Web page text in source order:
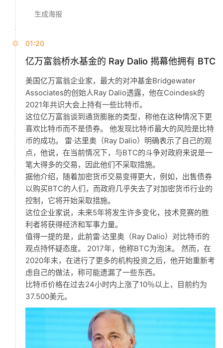
信
仰
指
数
常
用
工
具
推
荐
生成海报
01:20
亿万富翁桥水基金的 Ray Dalio 揭幕他拥有 BTC
美国亿万富翁企业家，最大的对冲基金Bridgewater
Associates的创始人Ray Dalio透露，他在Coindesk的
2021年共识大会上持有一些比特币。
这位亿万富翁谈到通货膨胀的类型，称他在这种情况下更
喜欢比特币而不是债券。 他发现比特币最大的风险是比特
币的成功。 雷·达里奥（Ray Dalio）明确表示了自己的观
点，他说，在当前情况下，与BTC的斗争对政府来说是一
笔大得多的交易，因此他们不采取措施。
据他介绍，随着加密货币交易变得更大，例如，出售债券
以购买BTC的人们，而政府几乎失去了对加密货币行业的
控制，它将开始采取措施。
这位企业家说，未来5年将发生许多变化，技术竞赛的胜
利者将获得经济和军事力量。
值得一提的是，此前雷·达里奥（Ray Dalio）对比特币的
观点持怀疑态度。 2017年，他称BTC为泡沫。 然而，在
2020年末，在进行了更多的机构投资之后，他开始重新考
虑自己的做法，称可能遗漏了一些东西。
比特币价格在过去24小时内上涨了10％以上，目前约为
37.500美元。